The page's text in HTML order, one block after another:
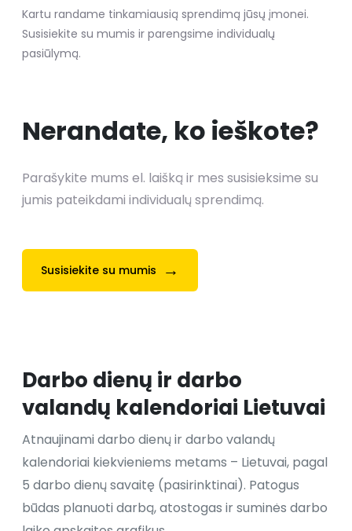
Kartu randame tinkamiausią sprendimą jūsų įmonei.
Susisiekite su mumis ir parengsime individualų
pasiūlymą.
Nerandate, ko ieškote?
Parašykite mums el. laišką ir mes susisieksime su
jumis pateikdami individualų sprendimą.
Susisiekite su mumis →
Darbo dienų ir darbo
valandų kalendoriai Lietuvai
Atnaujinami darbo dienų ir darbo valandų
kalendoriai kiekvieniems metams – Lietuvai, pagal
5 darbo dienų savaitę (pasirinktinai). Patogus
būdas planuoti darbą, atostogas ir suminės darbo